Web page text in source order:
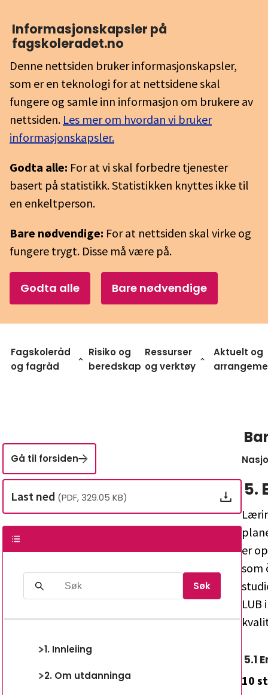
Informasjons­kapsler på
fagskoleradet.no
Denne nettsiden bruker informasjonskapsler,
som er en teknologi for at nettsidene skal
fungere og samle inn informasjon om brukere av
nettsiden. Les mer om hvordan vi bruker
informasjonskapsler.
Godta alle: For at vi skal forbedre tjenester
basert på statistikk. Statistikken knyttes ikke til
en enkeltperson.
Bare nødvendige: For at nettsiden skal virke og
fungere trygt. Disse må være på.
Godta alle Bare nødvendige
Fagskoleråd
og fagråd
Risiko og
beredskap
Ressurser
og verktøy
Aktuelt og
Gå til forsiden
Last ned (PDF, 329.05 KB)
Søk
1. Innleiing
2. Om utdanninga
5.
er
som
LUB
5.1
10